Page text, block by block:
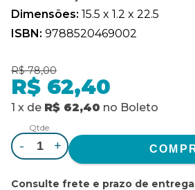
Dimensões: 15.5 x 1.2 x 22.5
ISBN: 9788520469002
R$ 78,00
R$ 62,40
1 x de R$ 62,40 no Boleto
Qtde.
- +
Consulte frete e prazo de entrega